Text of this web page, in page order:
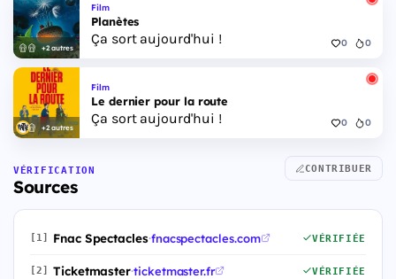
+2 autres
Film
Planètes
Ça sort aujourd'hui ! 0 0
+2 autres
Film
Le dernier pour la route
Ça sort aujourd'hui ! 0 0
VÉRIFICATION
Sources
CONTRIBUER
[1] Fnac Spectacles·fnacspectacles.com VÉRIFIÉE
[2] Ticketmaster·ticketmaster.fr VÉRIFIÉE